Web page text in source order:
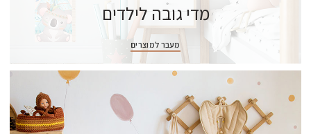
מדי גובה לילדים
מעבר למוצרים